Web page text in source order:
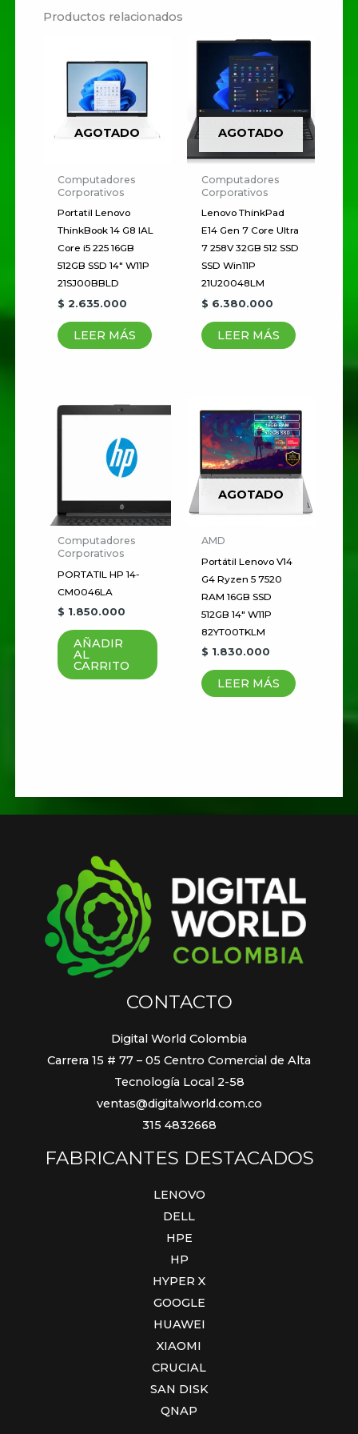
Sé el primero en valorar
“Lenovo ThinkCentre
Neo 50a G5 24 Core i5
13420H 16Gb 512GB SSD
W11P 24″ 12SC001PLD”
Tu dirección de correo
electrónico no será publicada.
Los campos obligatorios están
marcados con
Tu
puntuación
Tu valoración
*
Guardar mi nombre, correo
electrónico y sitio web en este
navegador para la próxima vez
Productos relacionados
AGOTADO
Computadores
Corporativos
Portatil Lenovo
ThinkBook 14 G8 IAL
Core i5 225 16GB
512GB SSD 14″ W11P
21SJ00BBLD
$ 2.635.000
LEER MÁS
AGOTADO
Computadores
Corporativos
Lenovo ThinkPad
E14 Gen 7 Core Ultra
7 258V 32GB 512 SSD
SSD Win11P
21U20048LM
$ 6.380.000
LEER MÁS
Computadores
Corporativos
PORTATIL HP 14-
CM0046LA
$ 1.850.000
AÑADIR
AL
CARRITO
AGOTADO
AMD
Portátil Lenovo V14
G4 Ryzen 5 7520
RAM 16GB SSD
512GB 14″ W11P
82YT00TKLM
$ 1.830.000
LEER MÁS
CONTACTO
Digital World Colombia
Carrera 15 # 77 – 05 Centro Comercial de Alta
Tecnología Local 2-58
ventas@digitalworld.com.co
315 4832668
FABRICANTES DESTACADOS
LENOVO
DELL
HPE
HP
HYPER X
GOOGLE
HUAWEI
XIAOMI
CRUCIAL
SAN DISK
QNAP